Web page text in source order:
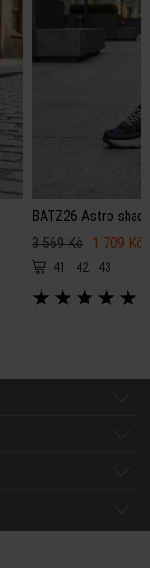
BATZ26 Astro
3 569 Kč 1 709 Kč
41 42 43
★ ★ ★ ★ ★